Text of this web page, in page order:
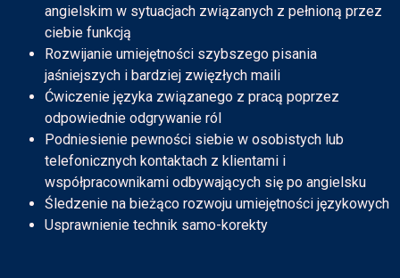
angielskim w sytuacjach związanych z pełnioną przez
ciebie funkcją
Rozwijanie umiejętności szybszego pisania
jaśniejszych i bardziej zwięzłych maili
Ćwiczenie języka związanego z pracą poprzez
odpowiednie odgrywanie ról
Podniesienie pewności siebie w osobistych lub
telefonicznych kontaktach z klientami i
współpracownikami odbywających się po angielsku
Śledzenie na bieżąco rozwoju umiejętności językowych
Usprawnienie technik samo-korekty